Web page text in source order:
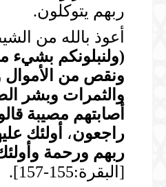
ربهم يتوكلون.
أعوذ بالله من
(ولنبلونكم بشيء
ونقص من الأموال
والثمرات وبشر
أصابتهم مصيبة
راجعون،
أولئك
ربهم ورحمة
[البقرة:155-157].